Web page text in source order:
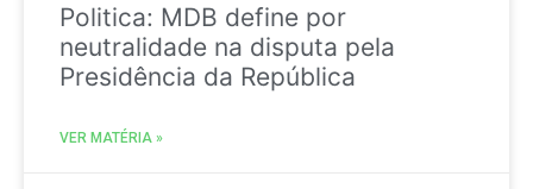
Politica: MDB define por
neutralidade na disputa pela
Presidência da República
VER MATÉRIA »